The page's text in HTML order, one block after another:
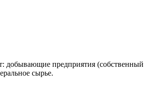
добывающие предприятия (собственный
сырье.